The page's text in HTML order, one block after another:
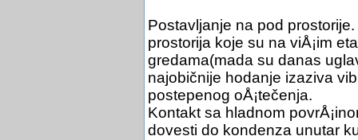
Postavljanje na pod
prostorija koje su na viÅ¡im
gredama(mada su danas
najobičnije hodanje izaziva
postepenog oÅ¡tečenja.
Kontakt sa hladnom
dovesti do kondenza unutar